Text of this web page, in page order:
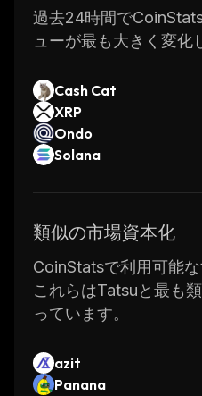
過去24時間で
ューが最も大きく変化
Cash Cat
XRP
Ondo
Solana
類似の市場資本化
CoinStatsで利用可能な
これらはTatsuと最も
っています。
azit
Panana